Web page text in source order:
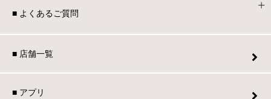
■ よくあるご質問
■ 店舗一覧
■ アプリ